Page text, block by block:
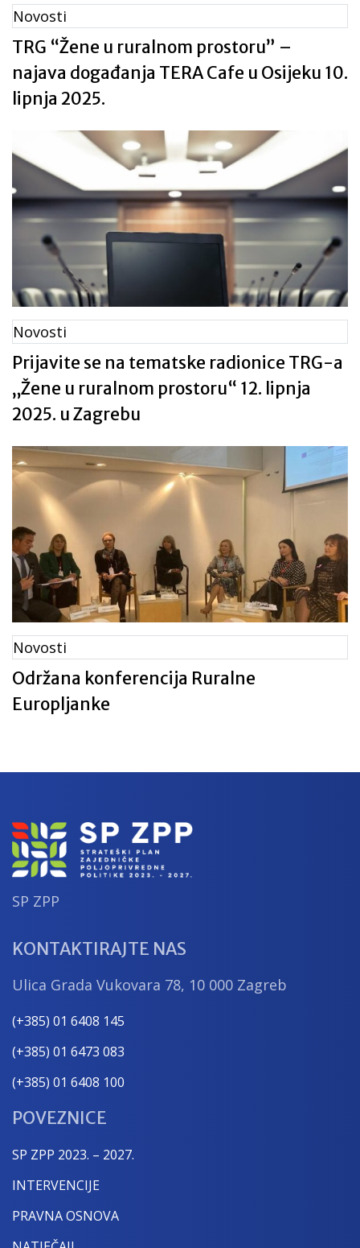
Novosti
TRG “Žene u ruralnom prostoru” –
najava događanja TERA Cafe u Osijeku 10.
lipnja 2025.
Novosti
Prijavite se na tematske radionice TRG-a
„Žene u ruralnom prostoru“ 12. lipnja
2025. u Zagrebu
Novosti
Održana konferencija Ruralne
Europljanke
SP ZPP
KONTAKTIRAJTE NAS
Ulica Grada Vukovara 78, 10 000 Zagreb
(+385) 01 6408 145
(+385) 01 6473 083
(+385) 01 6408 100
POVEZNICE
SP ZPP 2023. – 2027.
INTERVENCIJE
PRAVNA OSNOVA